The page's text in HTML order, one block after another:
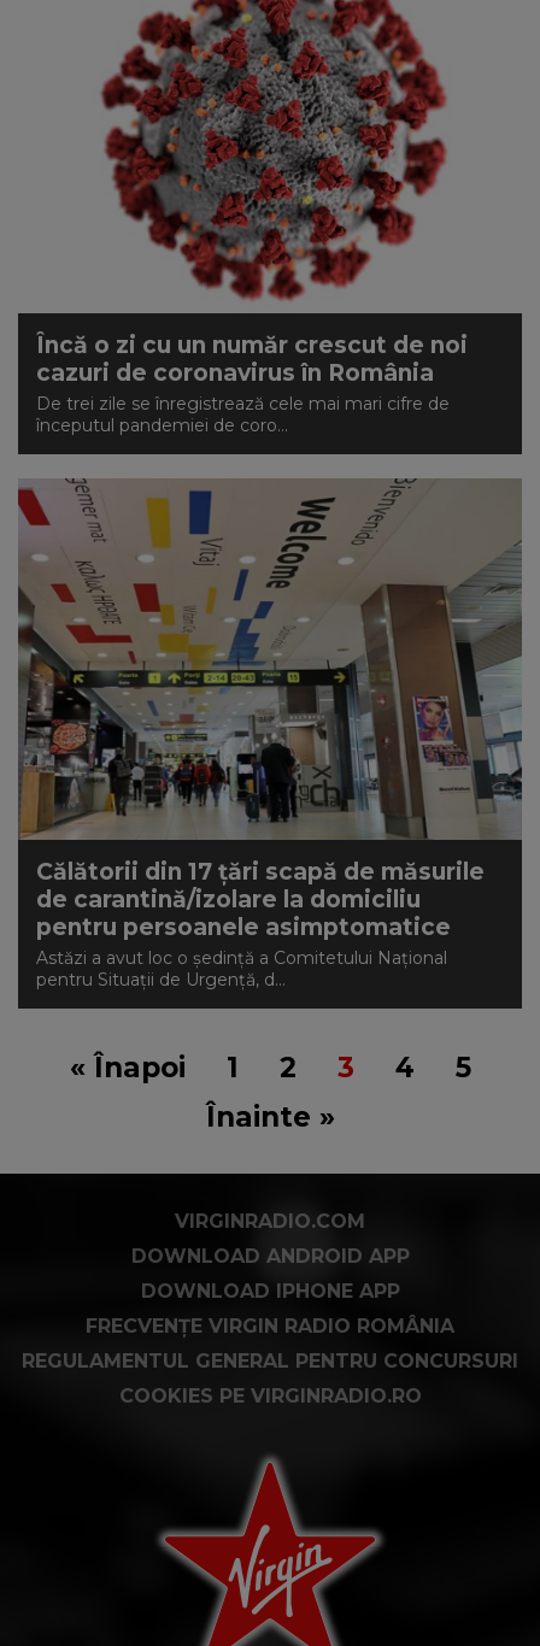
Încă o zi cu un număr crescut de noi
cazuri de coronavirus în România
De trei zile se înregistrează cele mai mari cifre de
începutul pandemiei de coro...
Călătorii din 17 țări scapă de măsurile
de carantină/izolare la domiciliu
pentru persoanele asimptomatice
Astăzi a avut loc o ședință a Comitetului Național
pentru Situații de Urgență, d...
« Înapoi 1 2 3 4
5
Înainte »
VIRGINRADIO.COM
DOWNLOAD ANDROID APP
DOWNLOAD IPHONE APP
FRECVENȚE VIRGIN RADIO ROMÂNIA
REGULAMENTUL GENERAL PENTRU CONCURSURI
COOKIES PE VIRGINRADIO.RO